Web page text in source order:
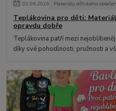
02.06.2026 Materiály dětského
Teplákovina pro děti:
opravdu dobře
Teplákovina patří mezi
díky své pohodlnosti, pružnosti a